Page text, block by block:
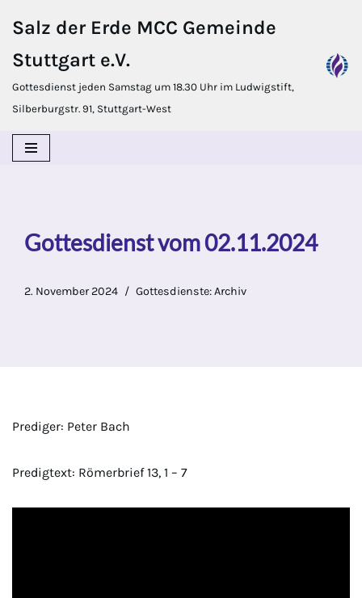
Inhalt
springen
Salz der Erde MCC Gemeinde
Stuttgart e.V.
Gottesdienst jeden Samstag um 18.30 Uhr im Ludwigstift,
Silberburgstr. 91, Stuttgart-West
Gottesdienst vom 02.11.2024
2. November 2024 Gottesdienste: Archiv
Prediger: Peter Bach
Predigtext: Römerbrief 13, 1 – 7